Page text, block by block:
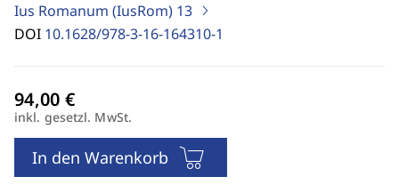
Ius Romanum (IusRom) 13
DOI 10.1628/978-3-16-164310-1
inkl. gesetzl. MwSt.
In den Warenkorb